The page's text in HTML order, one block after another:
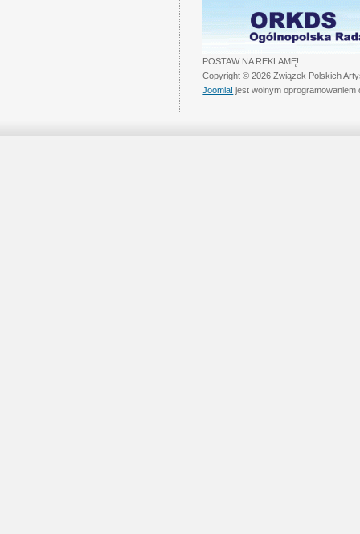
POSTAW NA REKLAMĘ!
Copyright © 2026 Związek Polskich
Joomla! jest wolnym